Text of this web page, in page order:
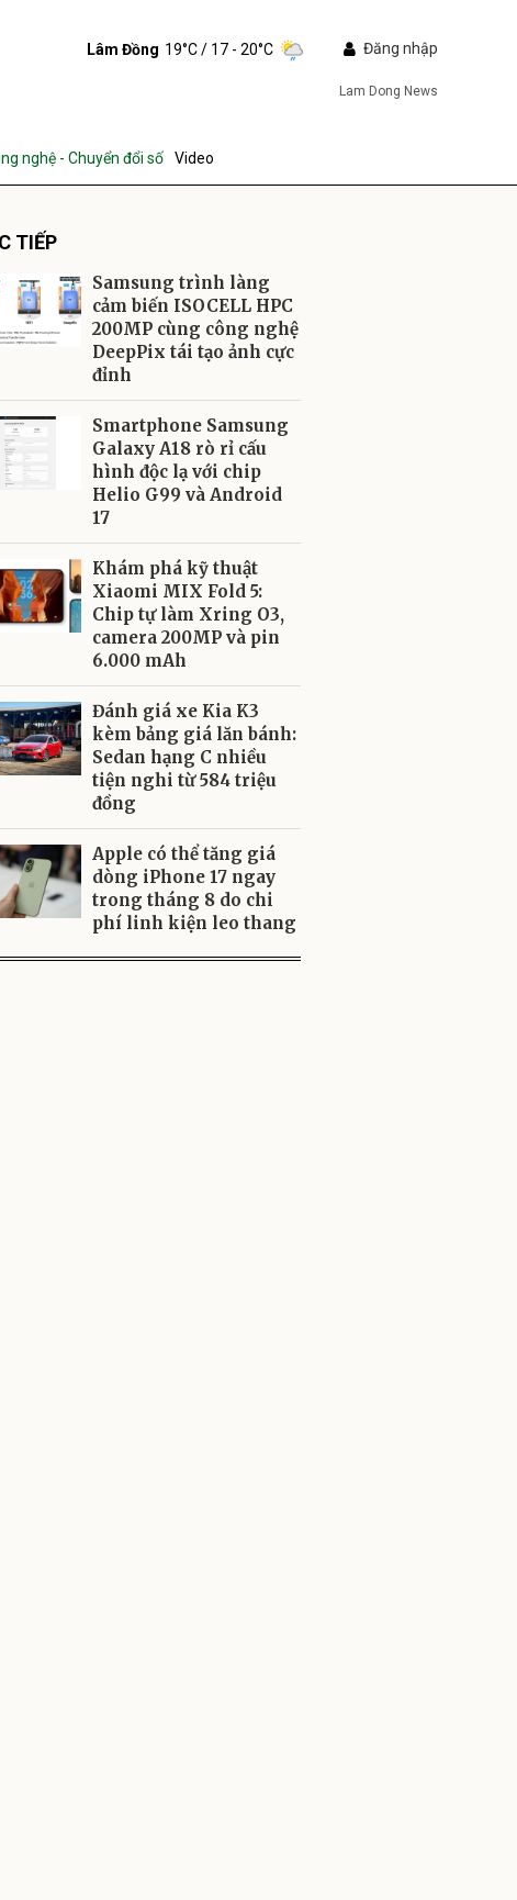
Lâm Đồng 19°C/ 17 - 20°C Đăng nhập
Lam Dong News
nghệ - Chuyển đổi số Video
TIẾP
Samsung trình làng
cảm biến ISOCELL HPC
200MP cùng công nghệ
DeepPix tái tạo ảnh cực
đỉnh
Smartphone Samsung
Galaxy A18 rò rỉ cấu
hình độc lạ với chip
Helio G99 và Android
17
Khám phá kỹ thuật
Xiaomi MIX Fold 5:
Chip tự làm Xring O3,
camera 200MP và pin
6.000 mAh
Đánh giá xe Kia K3
kèm bảng giá lăn bánh:
Sedan hạng C nhiều
tiện nghi từ 584 triệu
đồng
Apple có thể tăng giá
dòng iPhone 17 ngay
trong tháng 8 do chi
phí linh kiện leo thang